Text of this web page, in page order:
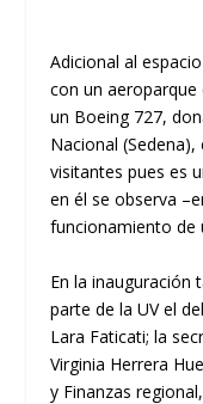
Adicional al
con un
un Boeing727,
Nacional (Sedena),
visitantes pues es
en él se observa
funcionamiento de
Enla inauguración
parte de la UVel
Lara Faticati; la
Virginia Herrera
y Finanzas